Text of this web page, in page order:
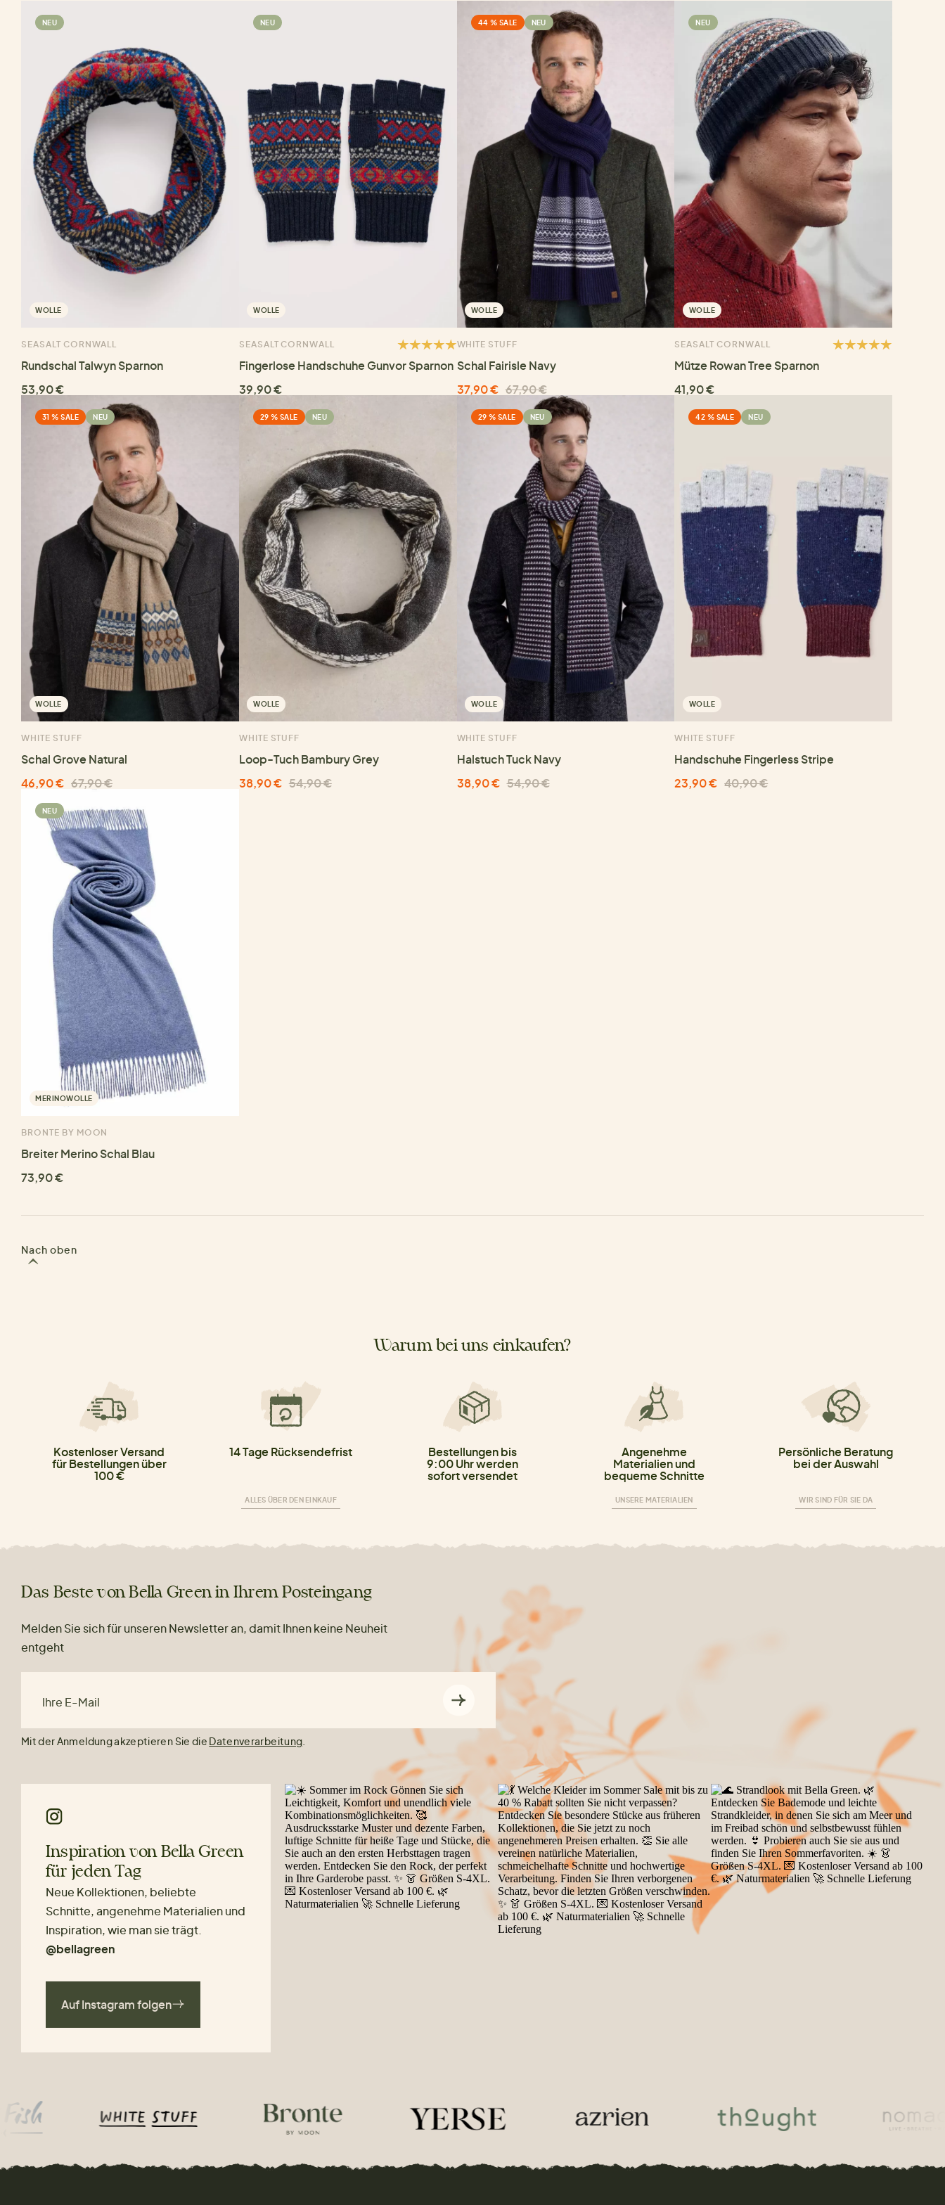
NEU
WOLLE
SEASALT CORNWALL
Rundschal Talwyn Sparnon
53,90 €
NEU
WOLLE
SEASALT CORNWALL
Fingerlose Handschuhe Gunvor Sparnon
39,90 €
44 % SALE NEU
WOLLE
WHITE STUFF
Schal Fairisle Navy
37,90 € 67,90 €
NEU
WOLLE
SEASALT CORNWALL
Mütze Rowan Tree Sparnon
41,90 €
31 % SALE NEU
WOLLE
WHITE STUFF
Schal Grove Natural
46,90 € 67,90 €
29 % SALE NEU
WOLLE
WHITE STUFF
Loop-Tuch Bambury Grey
38,90 € 54,90 €
29 % SALE NEU
WOLLE
WHITE STUFF
Halstuch Tuck Navy
38,90 € 54,90 €
42 % SALE NEU
WOLLE
WHITE STUFF
Handschuhe Fingerless Stripe
23,90 € 40,90 €
NEU
MERINOWOLLE
BRONTE BY MOON
Breiter Merino Schal Blau
73,90 €
Nach oben
Warum bei uns einkaufen?
Kostenloser Versand
für Bestellungen über
100 €
14 Tage Rücksendefrist
ALLES ÜBER DEN EINKAUF
Bestellungen bis
9:00 Uhr werden
sofort versendet
Angenehme
Materialien und
bequeme Schnitte
UNSERE MATERIALIEN
Persönliche Beratung
bei der Auswahl
WIR SIND FÜR SIE DA
Das Beste von Bella Green in Ihrem Posteingang
Melden Sie sich für unseren Newsletter an, damit Ihnen keine Neuheit
entgeht
Ihre E-Mail
Mit der Anmeldung akzeptieren Sie die Datenverarbeitung
Inspiration von Bella Green
für jeden Tag
Neue Kollektionen, beliebte
Schnitte, angenehme Materialien und
Inspiration, wie man sie trägt.
@bellagreen
Auf Instagram folgen